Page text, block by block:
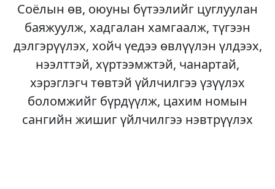
Соёлын өв, оюуны бүтээлийг цуглуулан
баяжуулж, хадгалан хамгаалж, түгээн
дэлгэрүүлэх, хойч үедээ өвлүүлэн үлдээх,
нээлттэй, хүртээмжтэй, чанартай,
хэрэглэгч төвтэй үйлчилгээ үзүүлэх
боломжийг бүрдүүлж, цахим номын
сангийн жишиг үйлчилгээ нэвтрүүлэх